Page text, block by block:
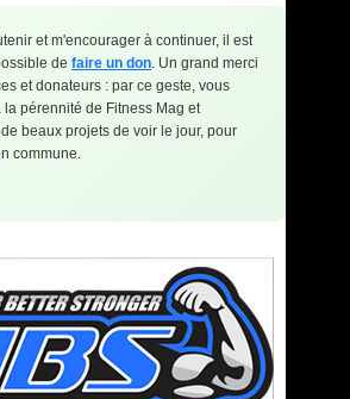
et m'encourager à continuer, il est
de faire un don. Un grand merci
et donateurs : par ce geste, vous
la pérennité de Fitness Mag et
beaux projets de voir le jour, pour
commune.